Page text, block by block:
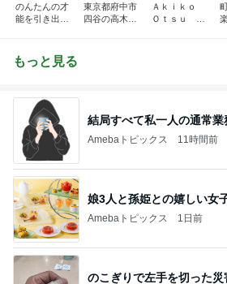
のんたんの才
能を引き出す
ハウ発信＆ア
レンジ楽譜販
東京都府中市
四谷の高木久
Ａｋｉｋｏ
Ｏｔｓｕ ピ
もっと見る
結局すべて私一人の通常業
Amebaトピックス 11時間前
娘3人と孫姫との嬉しい女
Amebaトピックス 1日前
のこぎりで左手を切った災